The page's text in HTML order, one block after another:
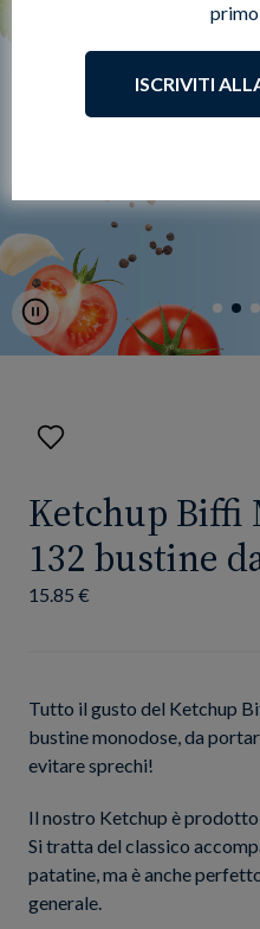
Pause
Aggiungi
Ketchup Biffi
132 bustine
15.85 €
Tutto il gusto del Ketchup
bustine monodose, da
evitare sprechi!
Il nostro Ketchup è
Si tratta del classico
patatine, ma è anche
generale.
ISCRIVITI